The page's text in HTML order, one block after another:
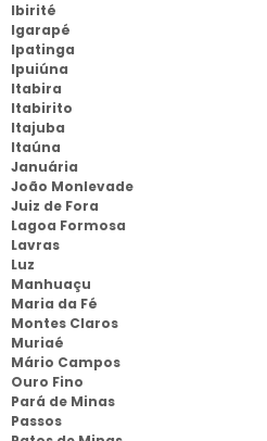
Ibirité
Igarapé
Ipatinga
Ipuiúna
Itabira
Itabirito
Itajuba
Itaúna
Januária
João Monlevade
Juiz de Fora
Lagoa Formosa
Lavras
Luz
Manhuaçu
Maria da Fé
Montes Claros
Muriaé
Mário Campos
Ouro Fino
Pará de Minas
Passos